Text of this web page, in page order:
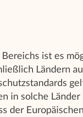
ist es
Ländern
in solche
der